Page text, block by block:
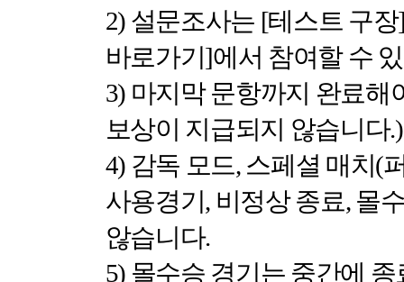
2) 설문조사는 [테스트 구장
바로가기]에서 참여할 수
3) 마지막 문항까지 완료해
보상이 지급되지 않습니다.)
4) 감독 모드, 스페셜 매치(
사용경기, 비정상 종료, 몰
않습니다.
5) 몰수승 경기는 중간에